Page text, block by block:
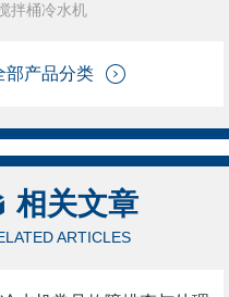
拌桶冷水机
部产品分类
相关文章
ARTICLES